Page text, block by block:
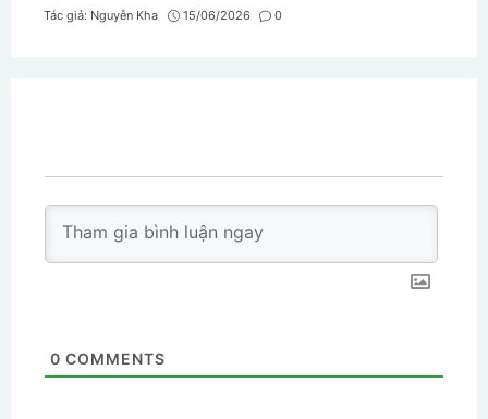
Tác giả: Nguyễn Kha 15/06/2026 0
0 COMMENTS